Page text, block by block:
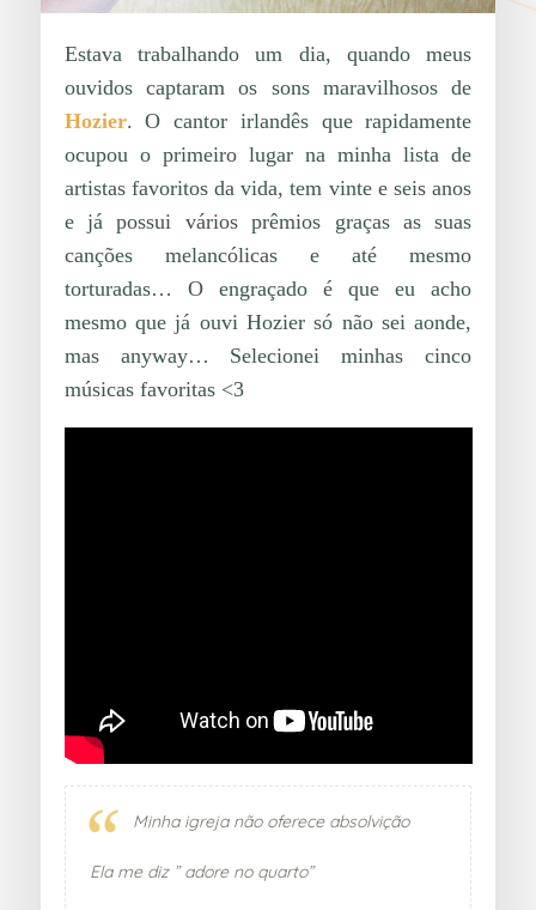
Estava trabalhando um dia, quando meus
ouvidos captaram os sons maravilhosos de
Hozier. O cantor irlandês que rapidamente
ocupou o primeiro lugar na minha lista de
artistas favoritos da vida, tem vinte e seis anos
e já possui vários prêmios graças as suas
canções melancólicas e até mesmo
torturadas… O engraçado é que eu acho
mesmo que já ouvi Hozier só não sei aonde,
mas anyway… Selecionei minhas cinco
músicas favoritas <3
Minha igreja não oferece absolvição
Ela me diz ” adore no quarto”